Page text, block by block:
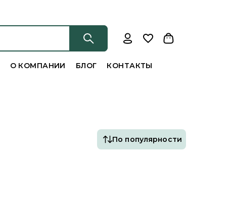
О КОМПАНИИ БЛОГ КОНТАКТЫ
По популярности